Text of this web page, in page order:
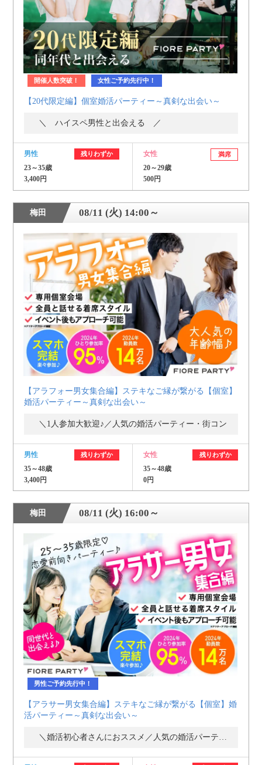
開催人数突破！ 女性ご予約先行中！
【20代限定編】個室婚活パーティー～真剣な出会い～
＼ ハイスペ男性と出会える ／
男性 残りわずか
23～35歳
3,400円
女性 満席
20～29歳
500円
梅田 08/11 (火) 14:00～
【アラフォー男女集合編】ステキなご縁が繋がる【個室】
婚活パーティー～真剣な出会い～
＼1人参加大歓迎♪／人気の婚活パーティー・街コン
男性 残りわずか
35～48歳
3,400円
女性 残りわずか
35～48歳
0円
梅田 08/11 (火) 16:00～
男性ご予約先行中！
【アラサー男女集合編】ステキなご縁が繋がる【個室】婚
活パーティー～真剣な出会い～